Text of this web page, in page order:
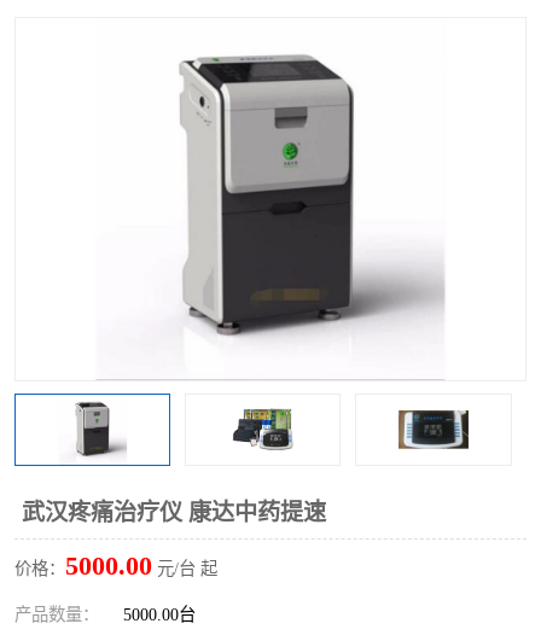
武汉疼痛治疗仪 康达中药提速
价格： 5000.00 元/台 起
产品数量： 5000.00台